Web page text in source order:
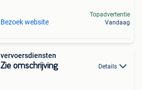
Bezoek website
Topadvertentie
Vandaag
vervoersdiensten
Zie omschrijving Details